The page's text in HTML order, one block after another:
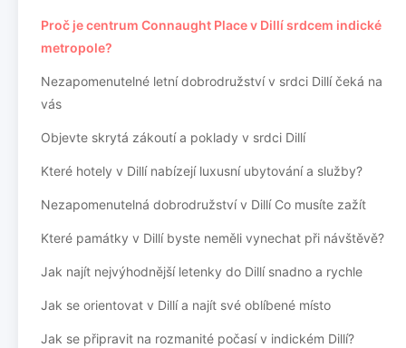
Proč je centrum Connaught Place v Dillí srdcem indické
metropole?
Nezapomenutelné letní dobrodružství v srdci Dillí čeká na
vás
Objevte skrytá zákoutí a poklady v srdci Dillí
Které hotely v Dillí nabízejí luxusní ubytování a služby?
Nezapomenutelná dobrodružství v Dillí Co musíte zažít
Které památky v Dillí byste neměli vynechat při návštěvě?
Jak najít nejvýhodnější letenky do Dillí snadno a rychle
Jak se orientovat v Dillí a najít své oblíbené místo
Jak se připravit na rozmanité počasí v indickém Dillí?